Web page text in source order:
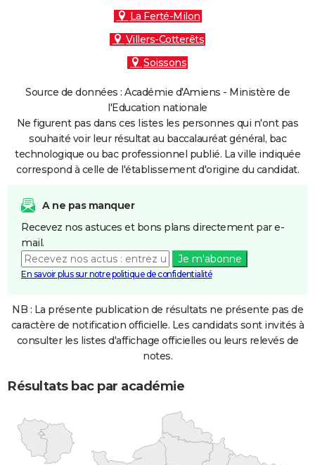
La Ferté-Milon
Villers-Cotterêts
Soissons
Source de données : Académie d'Amiens - Ministère de
l'Education nationale
Ne figurent pas dans ces listes les personnes qui n'ont pas
souhaité voir leur résultat au baccalauréat général, bac
technologique ou bac professionnel publié. La ville indiquée
correspond à celle de l'établissement d'origine du candidat.
A ne pas manquer
Recevez nos astuces et bons plans directement par e-
mail.
Je m'abonne
En savoir plus sur notre politique de confidentialité
NB : La présente publication de résultats ne présente pas de
caractère de notification officielle. Les candidats sont invités à
consulter les listes d'affichage officielles ou leurs relevés de
notes.
Résultats bac par académie